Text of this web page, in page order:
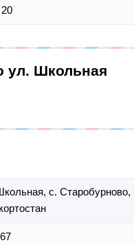
ул. Школьная
с. Старобурново,